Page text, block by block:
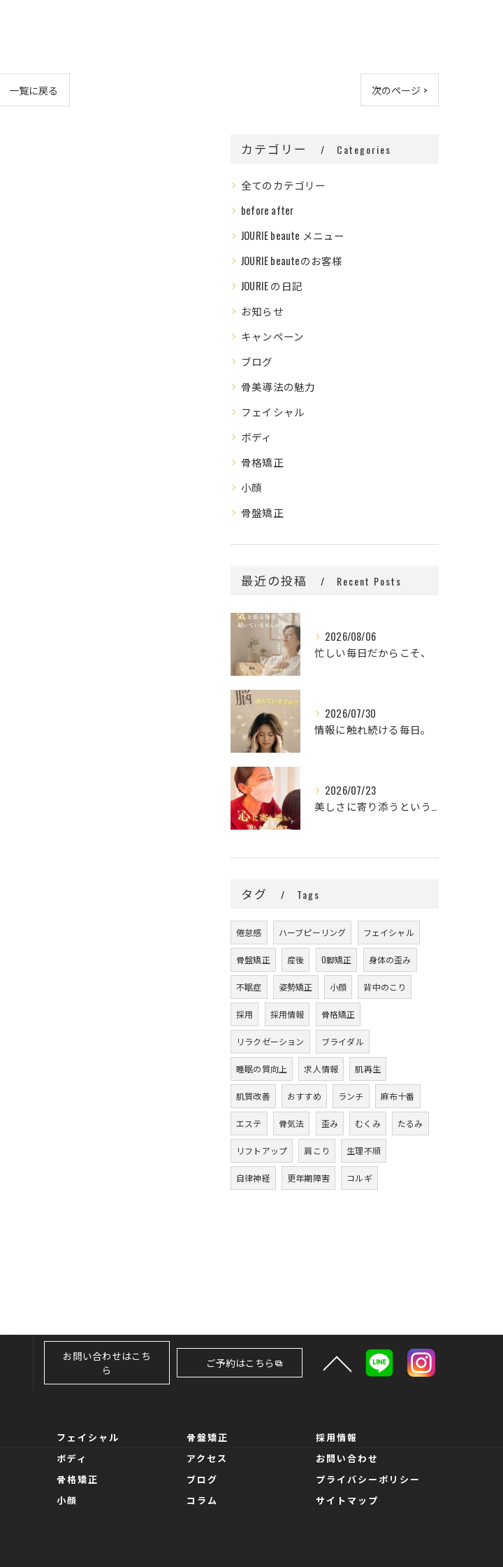
一覧に戻る 次のページ >
カテゴリー Categories
全てのカテゴリー
before after
JOURIE beaute メニュー
JOURIE beauteのお客様
JOURIE の日記
お知らせ
キャンペーン
ブログ
骨美導法の魅力
フェイシャル
ボディ
骨格矯正
小顔
骨盤矯正
最近の投稿 Recent Posts
2026/08/06
忙しい毎日だからこそ、
2026/07/30
情報に触れ続ける毎日。
2026/07/23
美しさに寄り添うということ。
タグ Tags
倦怠感 ハーブピーリング フェイシャル
骨盤矯正 産後 O脚矯正 身体の歪み
不眠症 姿勢矯正 小顔 背中のこり
採用 採用情報 骨格矯正
リラクゼーション ブライダル
睡眠の質向上 求人情報 肌再生
肌質改善 おすすめ ランチ 麻布十番
エステ 骨気法 歪み むくみ たるみ
リフトアップ 肩こり 生理不順
自律神経 更年期障害 コルギ
お問い合わせはこち
ら
ご予約はこちら
フェイシャル
ボディ
骨格矯正
小顔
骨盤矯正
アクセス
ブログ
コラム
採用情報
お問い合わせ
プライバシーポリシー
サイトマップ